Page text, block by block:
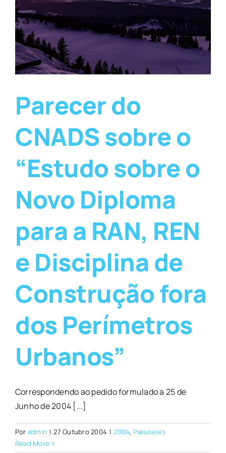
Parecer do
CNADS sobre o
“Estudo sobre o
Novo Diploma
para a RAN, REN
e Disciplina de
Construção fora
dos Perímetros
Urbanos”
Correspondendo ao pedido formulado a 25 de
Junho de 2004 [...]
Por admin | 27 Outubro 2004 | 2004, Pareceres
Read More